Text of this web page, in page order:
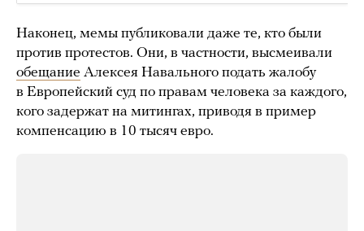
Наконец, мемы публиковали даже те, кто были
против протестов. Они, в частности, высмеивали
обещание Алексея Навального подать жалобу
в Европейский суд по правам человека за каждого,
кого задержат на митингах, приводя в пример
компенсацию в 10 тысяч евро.